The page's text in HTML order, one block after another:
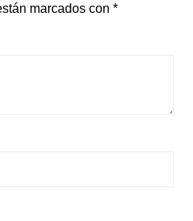
marcados con *